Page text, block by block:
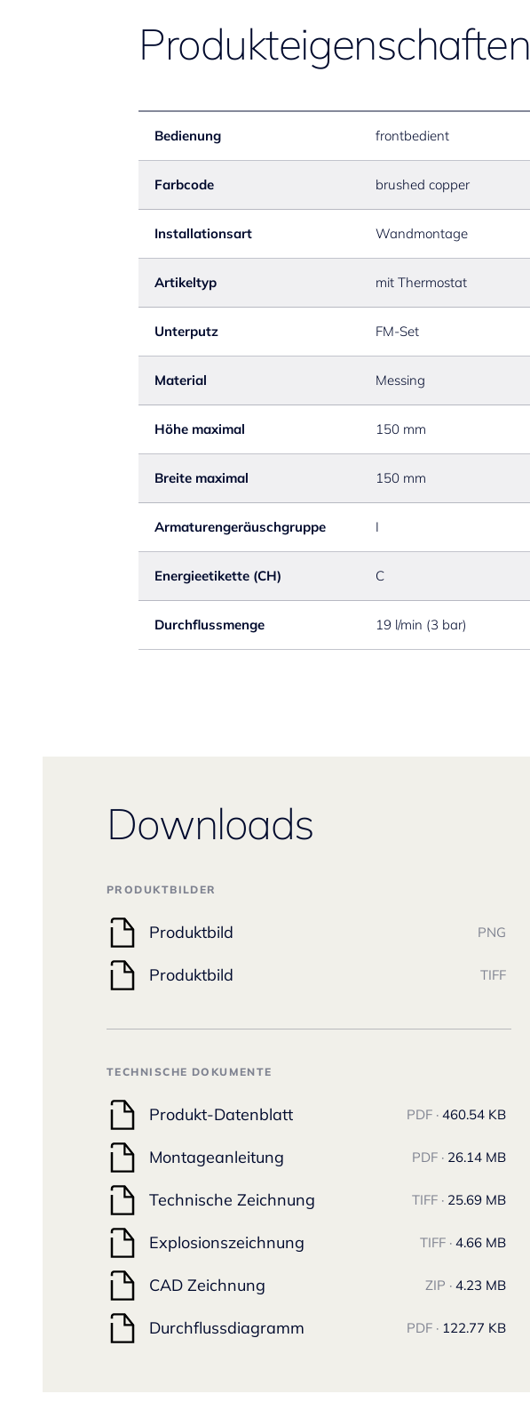
Produkteigenschaften
Bedienung frontbedient
Farbcode brushed copper
Installationsart Wandmontage
Artikeltyp mit Thermostat
Unterputz FM-Set
Material Messing
Höhe maximal 150 mm
Breite maximal 150 mm
Armaturengeräuschgruppe I
Energieetikette (CH) C
Durchflussmenge 19 l/min (3 bar)
Downloads
PRODUKTBILDER
Produktbild PNG
Produktbild TIFF
TECHNISCHE DOKUMENTE
Produkt-Datenblatt PDF · 460.54 KB
Montageanleitung PDF · 26.14 MB
Technische Zeichnung TIFF · 25.69 MB
Explosionszeichnung TIFF · 4.66 MB
CAD Zeichnung ZIP · 4.23 MB
Durchflussdiagramm PDF · 122.77 KB